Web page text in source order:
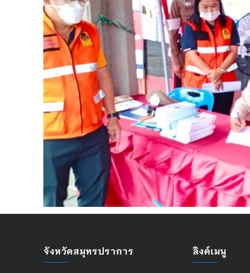
จังหวัดสมุทรปราการ ลิงค์เมนู